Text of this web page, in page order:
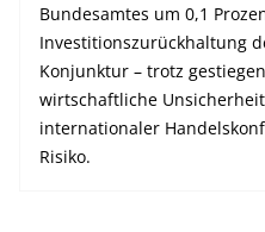
Bundesamtes um 0,1
Investitionszurückhaltung
Konjunktur – trotz
wirtschaftliche
internationaler
Risiko.